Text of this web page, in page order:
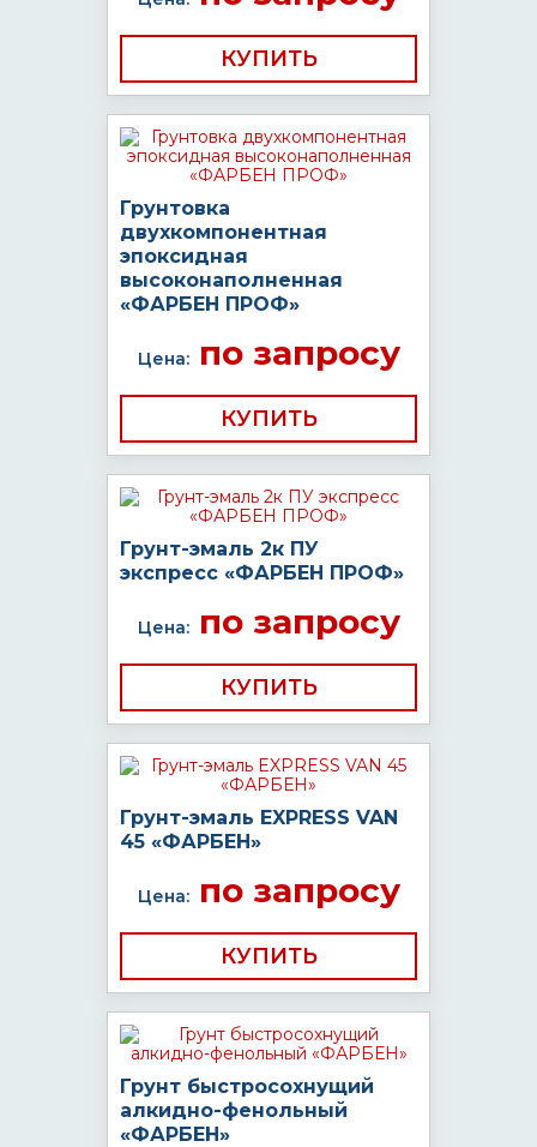
КУПИТЬ
Грунтовка
двухкомпонентная
эпоксидная
высоконаполненная
«ФАРБЕН ПРОФ»
Цена:по запросу
КУПИТЬ
Грунт-эмаль 2к ПУ
экспресс «ФАРБЕН ПРОФ»
Цена:по запросу
КУПИТЬ
Грунт-эмаль EXPRESS VAN
45 «ФАРБЕН»
Цена:по запросу
КУПИТЬ
Грунт быстросохнущий
алкидно-фенольный
«ФАРБЕН»